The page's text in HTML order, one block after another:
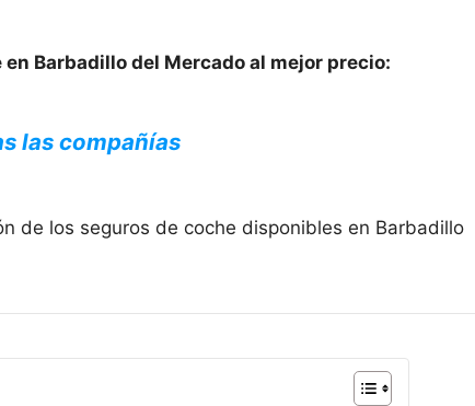
Barbadillo del Mercado al mejor precio:
las compañías
de los seguros de coche disponibles en Barbadillo